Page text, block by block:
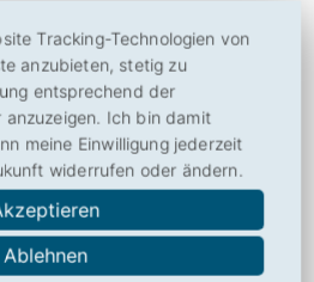
Suche oder auch in Form
Suchmaschinen.
suchmaschinen/
Tracking-Technologien von
anzubieten, stetig zu
entsprechend der
Ich bin damit
meine Einwilligung jederzeit
widerrufen oder ändern.
Ablehnen